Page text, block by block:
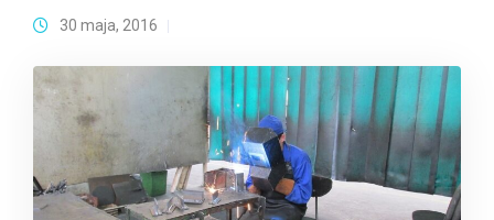
30 maja, 2016